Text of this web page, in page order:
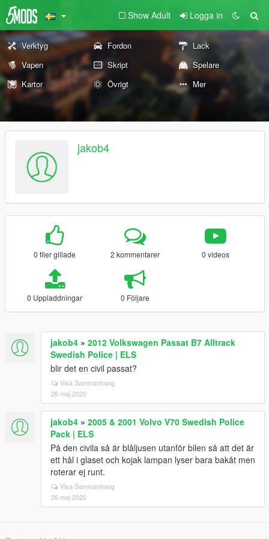
Show Adult Logga in
Verktyg Fordon
Lack
Vapen
Skript
Spelare
Kartor
Övrigt Mer
jakob4
0 filer gillade 2 kommentarer 0 videos
0 Uppladdningar 0 Följare
jakob4 » 2012 Volkswagen Passat B7 Alltrack
Swedish Police | ELS
blir det en civil passat?
Visa Sammanhang
26 maj 2020
jakob4 » 2005 & 2001 Volvo V70 Swedish Police
Pack | ELS
På den civila så är blåljusen utanför bilen så att det är
ett hål i glaset och kojak lampan lyser bara bakåt men
roterar ej runt.
Visa Sammanhang
26 maj 2020